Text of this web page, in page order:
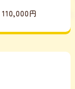
110,000円